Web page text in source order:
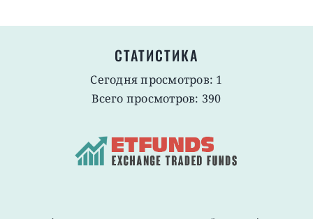
СТАТИСТИКА
Сегодня просмотров: 1
Всего просмотров: 390